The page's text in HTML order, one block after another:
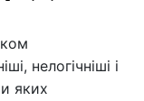
нелогічніші і
яких